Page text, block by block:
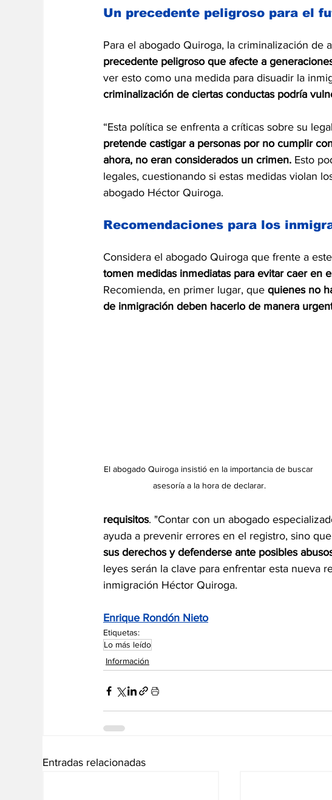
Un precedente peligroso para el
Para el abogado Quiroga, la criminalización de
precedente peligroso que afecte a
ver esto como una medida para disuadir la
criminalización de ciertas conductas podría
“Esta política se enfrenta a críticas sobre su
pretende castigar a personas por no cumplir
ahora, no eran considerados un crimen. Esto
legales, cuestionando si estas medidas violan
abogado Héctor Quiroga.
Recomendaciones para los
Considera el abogado Quiroga que frente a
tomen medidas inmediatas para evitar caer en
Recomienda, en primer lugar, que quienes no
de inmigración deben hacerlo de manera
El abogado Quiroga insistió en la importancia de buscar
asesoría a la hora de declarar.
requisitos. "Contar con un abogado
ayuda a prevenir errores en el registro, sino que
sus derechos y defenderse ante posibles
leyes serán la clave para enfrentar esta nueva
inmigración Héctor Quiroga.
Enrique Rondón Nieto
Etiquetas:
Lo más leído
Información
Entradas relacionadas